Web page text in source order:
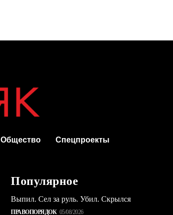
Общество Спецпроекты
Популярное
Выпил. Сел за руль. Убил. Скрылся
ПРАВОПОРЯДОК 05/08/2026